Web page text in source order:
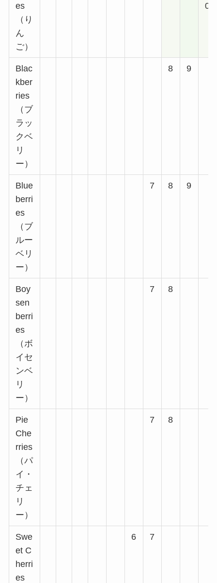
es
（り
ん
ご）
0
Blac
kber
ries
（ブ
ラッ
クベ
リ
ー）
8 9
Blue
berri
es
（ブ
ルー
ベリ
ー）
7 8 9
Boy
sen
berri
es
（ボ
イセ
ンベ
リ
ー）
7 8
Pie
Che
rries
（パ
イ・
チェ
リ
ー）
7 8
Swe
et C
herri
es
6 7